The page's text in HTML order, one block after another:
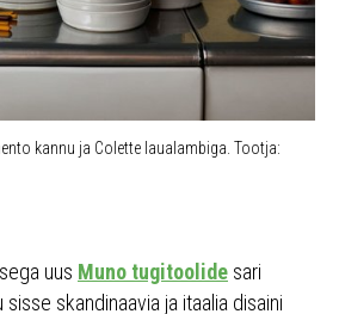
kannu ja Colette laualambiga. Tootja:
uus Muno tugitoolide sari
skandinaavia ja itaalia disaini